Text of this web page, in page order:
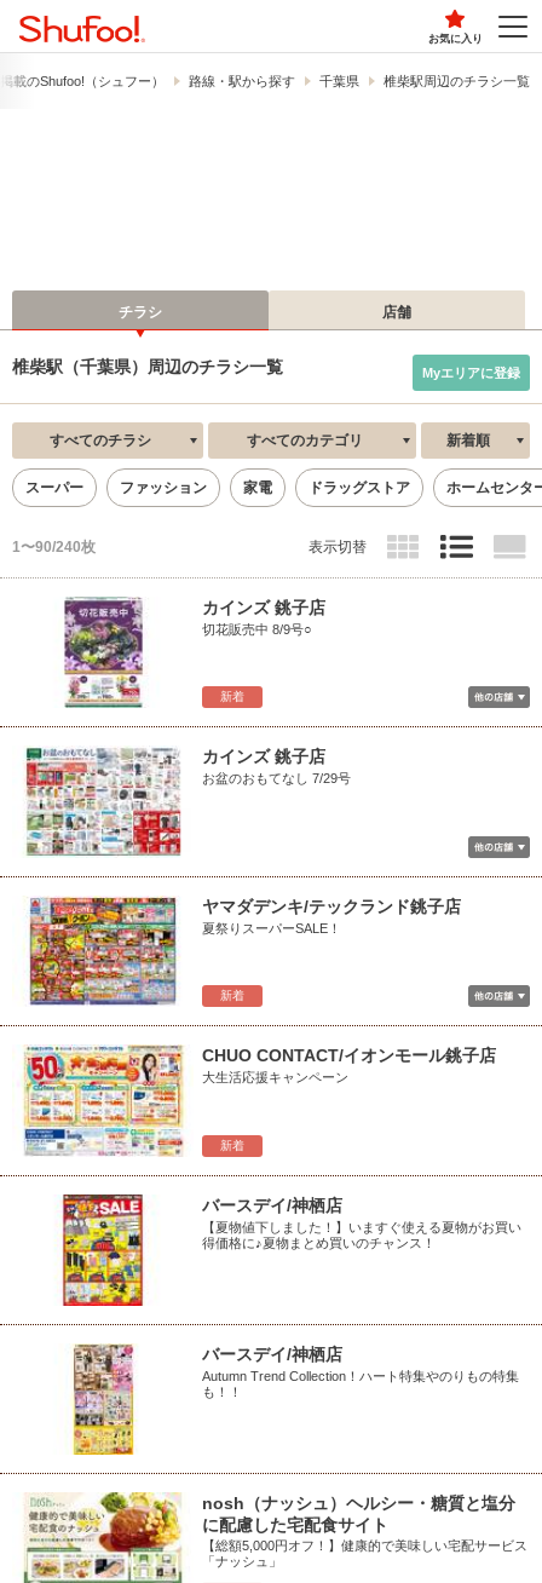
お気に入り
載の​Shufoo!​（シュフー） 路線・駅から探す 千葉県 椎柴駅周辺のチラシ一覧
チラシ 店舗
椎柴駅（千葉県）周辺のチラシ一覧 Myエリアに登録
すべてのチラシ すべてのカテゴリ 新着順
スーパー ファッション 家電 ドラッグストア ホームセンタ
1〜90/240枚 表示切替
新着
カインズ 銚子店
切花販売中 8/9号○
カインズ 銚子店
お盆のおもてなし 7/29号
新着
ヤマダデンキ/テックランド銚子店
夏祭りスーパーSALE！
新着
CHUO CONTACT/イオンモール銚子店
大生活応援キャンペーン
バースデイ/神栖店
【夏物値下しました！】いますぐ使える夏物がお買い
得価格に♪夏物まとめ買いのチャンス！
バースデイ/神栖店
Autumn Trend Collection！ハート特集やのりもの特集
も！！
nosh（ナッシュ）ヘルシー・糖質と塩分
に配慮した宅配食サイト
【総額5,000円オフ！】健康的で美味しい宅配サービス
「ナッシュ」